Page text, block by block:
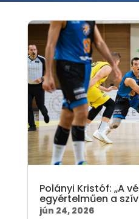
Polányi Kristóf: „A
egyértelműen a
jún 24, 2026